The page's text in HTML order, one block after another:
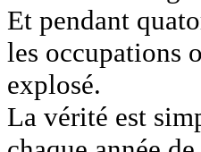
Et pendant
les occupations
explosé.
La vérité est